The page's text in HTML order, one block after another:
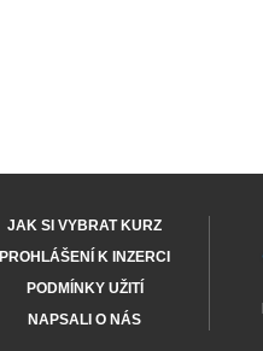
JAK SI VYBRAT KURZ
PROHLÁŠENÍ K INZERCI
PODMÍNKY UŽITÍ
NAPSALI O NÁS